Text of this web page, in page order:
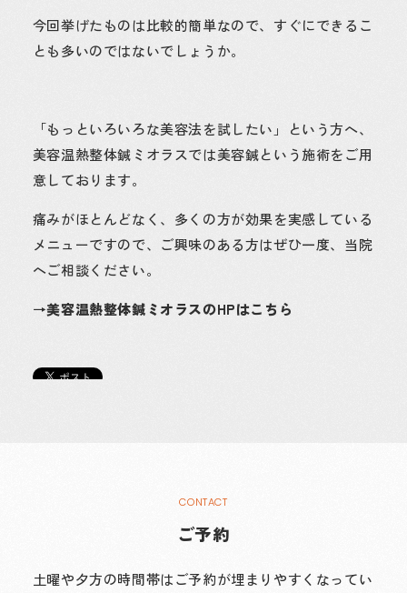
今回挙げたものは比較的簡単なので、すぐにできるこ
とも多いのではないでしょうか。
「もっといろいろな美容法を試したい」という方へ、
美容温熱整体鍼ミオラスでは美容鍼という施術をご用
意しております。
痛みがほとんどなく、多くの方が効果を実感している
メニューですので、ご興味のある方はぜひ一度、当院
へご相談ください。
→美容温熱整体鍼ミオラスのHPはこちら
ご予約
土曜や夕方の時間帯はご予約が埋まりやすくなってい